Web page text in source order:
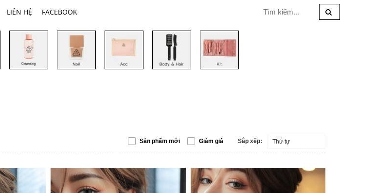
LIÊN HỆ FACEBOOK
Sản phẩm mới Giảm giá Sắp xếp: Thứ tự